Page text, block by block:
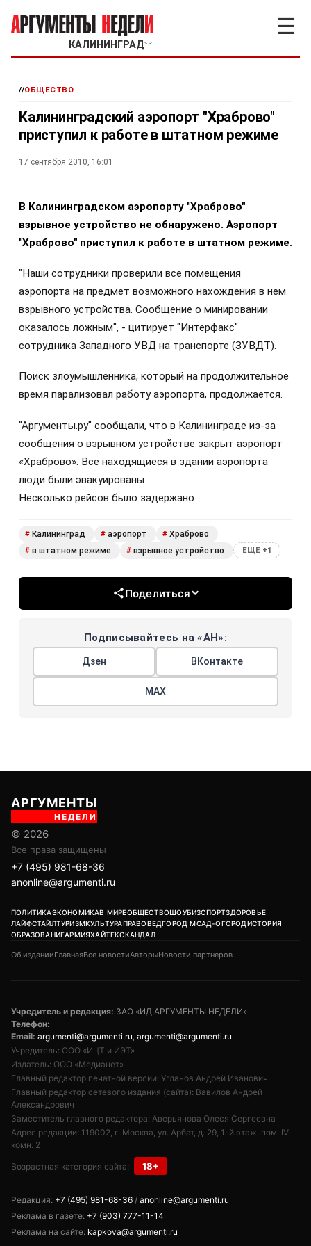
КАЛИНИНГРАД﹀
☰
//ОБЩЕСТВО
Калининградский аэропорт "Храброво"
приступил к работе в штатном режиме
17 сентября 2010, 16:01
В Калининградском аэропорту "Храброво"
взрывное устройство не обнаружено. Аэропорт
"Храброво" приступил к работе в штатном режиме.
"Наши сотрудники проверили все помещения
аэропорта на предмет возможного нахождения в нем
взрывного устройства. Сообщение о минировании
оказалось ложным", - цитирует "Интерфакс"
сотрудника Западного УВД на транспорте (ЗУВДТ).
Поиск злоумышленника, который на продолжительное
время парализовал работу аэропорта, продолжается.
"Аргументы.ру" сообщали, что в Калининграде из-за
сообщения о взрывном устройстве закрыт аэропорт
«Храброво». Все находящиеся в здании аэропорта
люди были эвакуированы
Несколько рейсов было задержано.
# Калининград # аэропорт # Храброво
# в штатном режиме # взрывное устройство ЕЩЕ +1
Поделиться
Подписывайтесь на «АН»:
Дзен ВКонтакте
МАХ
АРГУМЕНТЫ
НЕДЕЛИ
© 2026
Все права защищены
+7 (495) 981-68-36
anonline@argumenti.ru
ПОЛИТИКАЭКОНОМИКАВ МИРЕОБЩЕСТВОШОУБИЗСПОРТЗДОРОВЬЕ
ЛАЙФСТАЙЛТУРИЗМКУЛЬТУРАПРАВОВЕДГОРОД МСАД-ОГОРОДИСТОРИЯ
ОБРАЗОВАНИЕАРМИЯХАЙТЕКСКАНДАЛ
Об изданииГлавнаяВсе новостиАвторыНовости партнеров
Учредитель и редакция: ЗАО «ИД АРГУМЕНТЫ НЕДЕЛИ»
Телефон:
Email: argumenti@argumenti.ru argumenti@argumenti.ru
Учредитель: ООО «ИЦТ и ИЭТ»
Издатель: ООО «Медианет»
Главный редактор печатной версии: Угланов Андрей Иванович
Главный редактор сетевого издания (сайта): Вавилов Андрей
Александрович
Заместитель главного редактора: Аверьянова Олеся Сергеевна
Адрес редакции: 119002, г. Москва, ул. Арбат, д. 29, 1-й этаж, пом. IV,
комн. 2
Возрастная категория сайта: 18+
Редакция: +7 (495) 981-68-36 / anonline@argumenti.ru
Реклама в газете: +7 (903) 777-11-14
Реклама на сайте: kapkova@argumenti.ru